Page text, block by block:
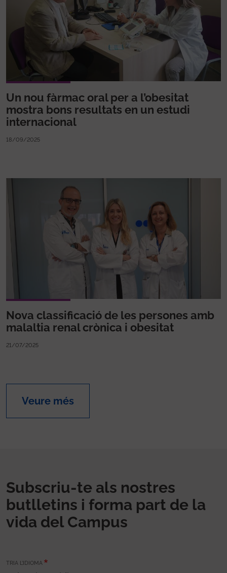
Un nou fàrmac oral per a l’obesitat
mostra bons resultats en un estudi
internacional
18/09/2025
Nova classificació de les persones amb
malaltia renal crònica i obesitat
21/07/2025
Veure més
Subscriu-te als nostres
butlletins i forma part de la
vida del Campus
TRIA L’IDIOMA